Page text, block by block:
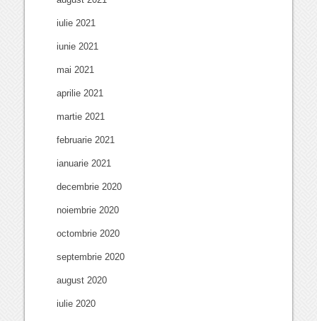
iulie 2021
iunie 2021
mai 2021
aprilie 2021
martie 2021
februarie 2021
ianuarie 2021
decembrie 2020
noiembrie 2020
octombrie 2020
septembrie 2020
august 2020
iulie 2020